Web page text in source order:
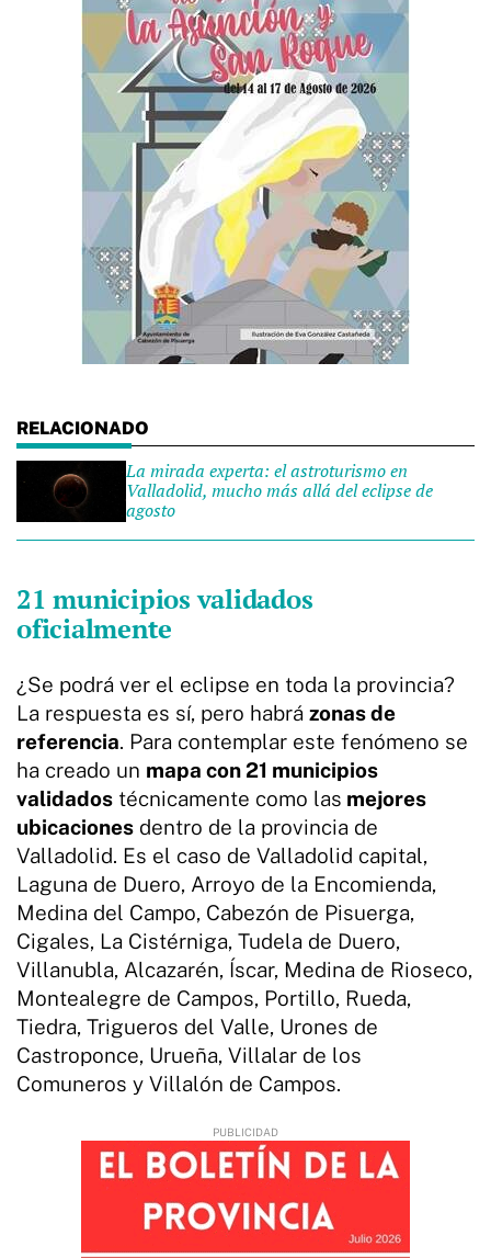
La mirada experta: el astroturismo en
Valladolid, mucho más allá del eclipse de
agosto
21 municipios validados
oficialmente
¿Se podrá ver el eclipse en toda la provincia?
La respuesta es sí, pero habrá zonas de
referencia. Para contemplar este fenómeno se
ha creado un mapa con 21 municipios
validados técnicamente como las mejores
ubicaciones dentro de la provincia de
Valladolid. Es el caso de Valladolid capital,
Laguna de Duero, Arroyo de la Encomienda,
Medina del Campo, Cabezón de Pisuerga,
Cigales, La Cistérniga, Tudela de Duero,
Villanubla, Alcazarén, Íscar, Medina de Rioseco,
Montealegre de Campos, Portillo, Rueda,
Tiedra, Trigueros del Valle, Urones de
Castroponce, Urueña, Villalar de los
Comuneros y Villalón de Campos.